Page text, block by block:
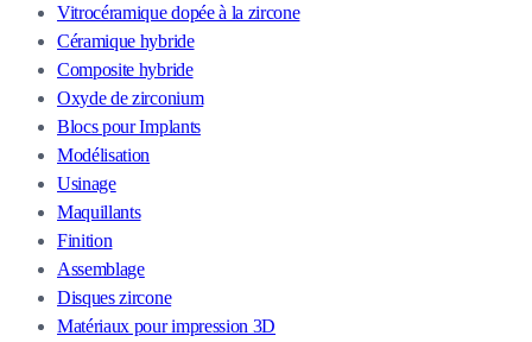
Vitrocéramique dopée à la zircone
Céramique hybride
Composite hybride
Oxyde de zirconium
Blocs pour Implants
Modélisation
Usinage
Maquillants
Finition
Assemblage
Disques zircone
Matériaux pour impression 3D